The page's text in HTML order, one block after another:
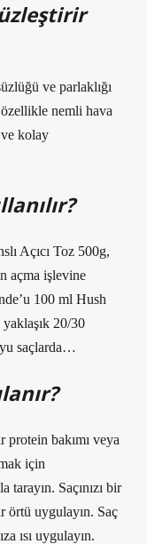
ve parlaklığı
nemli hava
ve kolay
Açıcı Toz 500g,
açma işlevine
100 ml Hush
20/30
saçlarda…
protein bakımı veya
için
tarayın. Saçınızı bir
örtü uygulayın. Saç
ısı uygulayın.